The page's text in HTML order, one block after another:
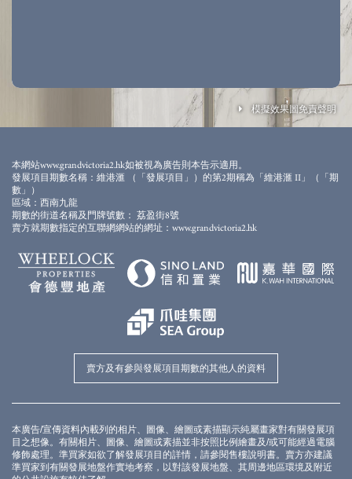
模擬效果圖免責聲明
觀、外觀或周邊環境。模擬效果圖及上述的設施、裝置、裝修物料、設備、裝飾物、植
物、園景及其他物件等未必會在落成後的發展項目期數或其附近出現。模擬效果圖内的
顔色、用料、裝置、裝修物料、設備、裝飾物、植物、園景及其他物件等並非交樓標
準，未必會在實際發展項目期數或其任何部分出現。發展項目期數外牆、平台及天台可
能存在之喉管、管綫、冷氣機及格柵等及周邊環境及建築物並無完全顯示。賣方建議準
買家到有關發展地盤作實地考察，以對該發展地盤、其周邊地區環境及附近的公共設施
有較佳了解。模擬效果圖及本廣告/宣傳資料並不構成亦不得被詮釋成賣方就發展項目期
時改動建築物圖則及其他圖則，發展項目及/或期數之設計以政府相關部門取後批准之圖
則為準。
每個住宅物業的實用面積以及構成住宅物業的一部份的範圍內的露台、工作平台及陽台
（如有）之樓面面積，是按照《一手住宅物業銷售條例》第8條計算得出的。在構成住宅
《一手住宅物業銷售條例》附表2第2部計算得出的。實用面積及其他指明項目的面積
（不計算入實用面積）的詳情，請參閱售樓說明書。
圖則經簡化處理，僅供參考，賣方保留權利改動建築圖則及其他圖則。期數及發展項目
方亦建議準買家到有關發展地盤作實地考察，以對發展項目地盤、其周邊地區環境及附
近的公共設施有較佳了解。
本網站www.grandvictoria2.hk如被視為廣告則本告示適用。
發展項目期數名稱：維港滙 （「發展項目」）的第2期稱為「維港滙 II」（「期
數」）
區域：西南九龍
期數的街道名稱及門牌號數： 荔盈街8號
賣方就期數指定的互聯網網站的網址：www.grandvictoria2.hk
賣方及有參與發展項目期數的其他人的資料
本廣告/宣傳資料內載列的相片、圖像、繪圖或素描顯示純屬畫家對有關發展項
目之想像。有關相片、圖像、繪圖或素描並非按照比例繪畫及/或可能經過電腦
修飾處理。準買家如欲了解發展項目的詳情，請參閱售樓說明書。賣方亦建議
準買家到有關發展地盤作實地考察，以對該發展地盤、其周邊地區環境及附近